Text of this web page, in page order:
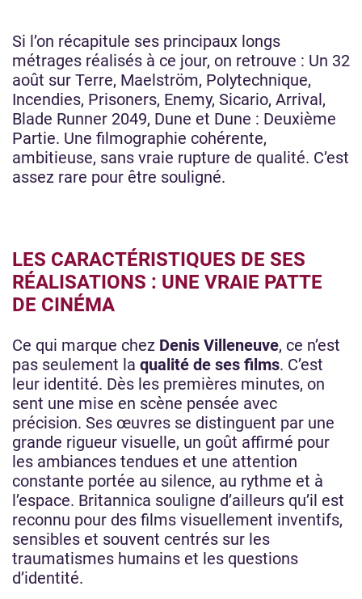
Si l’on récapitule ses principaux longs
métrages réalisés à ce jour, on retrouve : Un 32
août sur Terre, Maelström, Polytechnique,
Incendies, Prisoners, Enemy, Sicario, Arrival,
Blade Runner 2049, Dune et Dune : Deuxième
Partie. Une filmographie cohérente,
ambitieuse, sans vraie rupture de qualité. C’est
assez rare pour être souligné.
LES CARACTÉRISTIQUES DE SES
RÉALISATIONS : UNE VRAIE PATTE
DE CINÉMA
Ce qui marque chez Denis Villeneuve, ce n’est
pas seulement la qualité de ses films. C’est
leur identité. Dès les premières minutes, on
sent une mise en scène pensée avec
précision. Ses œuvres se distinguent par une
grande rigueur visuelle, un goût affirmé pour
les ambiances tendues et une attention
constante portée au silence, au rythme et à
l’espace. Britannica souligne d’ailleurs qu’il est
reconnu pour des films visuellement inventifs,
sensibles et souvent centrés sur les
traumatismes humains et les questions
d’identité.